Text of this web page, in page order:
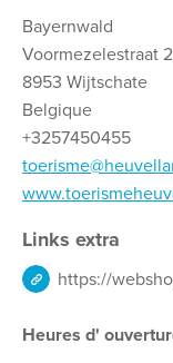
Bayernwald
Voormezelestraat 2
8953 Wijtschate
Belgique
+3257450455
Links extra
https://
Heures d'